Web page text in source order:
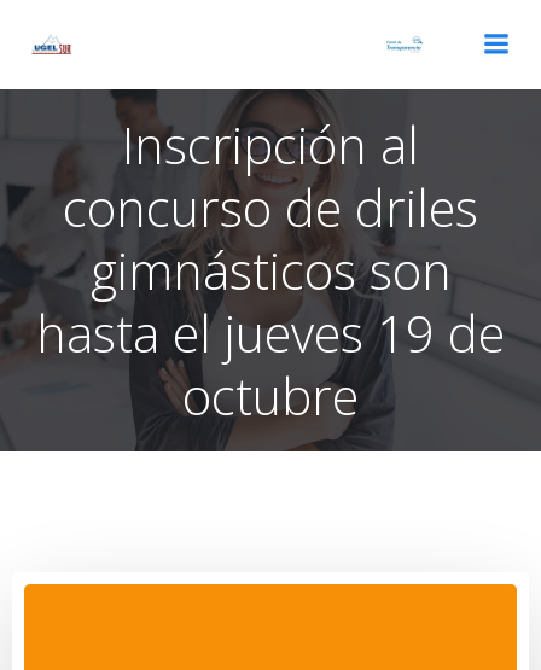
Inscripción al
concurso de driles
gimnásticos son
hasta el jueves 19 de
octubre